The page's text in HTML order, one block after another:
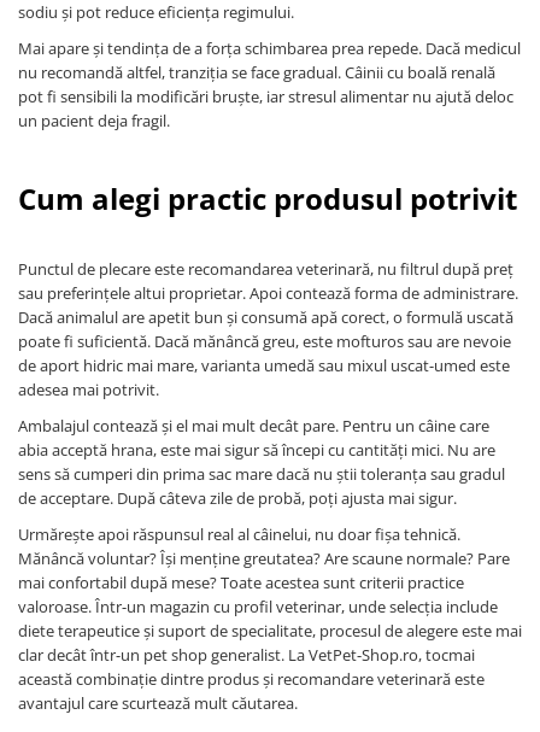
sodiu și pot reduce eficiența regimului.
Mai apare și tendința de a forța schimbarea prea repede. Dacă medicul
nu recomandă altfel, tranziția se face gradual. Câinii cu boală renală
pot fi sensibili la modificări bruște, iar stresul alimentar nu ajută deloc
un pacient deja fragil.
Cum alegi practic produsul potrivit
Punctul de plecare este recomandarea veterinară, nu filtrul după preț
sau preferințele altui proprietar. Apoi contează forma de administrare.
Dacă animalul are apetit bun și consumă apă corect, o formulă uscată
poate fi suficientă. Dacă mănâncă greu, este mofturos sau are nevoie
de aport hidric mai mare, varianta umedă sau mixul uscat-umed este
adesea mai potrivit.
Ambalajul contează și el mai mult decât pare. Pentru un câine care
abia acceptă hrana, este mai sigur să începi cu cantități mici. Nu are
sens să cumperi din prima sac mare dacă nu știi toleranța sau gradul
de acceptare. După câteva zile de probă, poți ajusta mai sigur.
Urmărește apoi răspunsul real al câinelui, nu doar fișa tehnică.
Mănâncă voluntar? Își menține greutatea? Are scaune normale? Pare
mai confortabil după mese? Toate acestea sunt criterii practice
valoroase. Într-un magazin cu profil veterinar, unde selecția include
diete terapeutice și suport de specialitate, procesul de alegere este mai
clar decât într-un pet shop generalist. La VetPet-Shop.ro, tocmai
această combinație dintre produs și recomandare veterinară este
avantajul care scurtează mult căutarea.